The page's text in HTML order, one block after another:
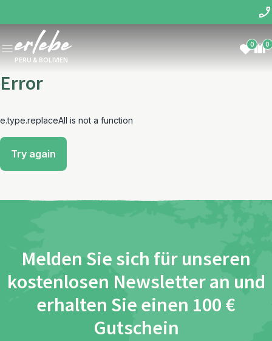
PERU & BOLIVIEN
0 0
Error
e.type.replaceAll is not a function
Try again
Melden Sie sich für unseren
kostenlosen Newsletter an und
erhalten Sie einen 100 €
Gutschein